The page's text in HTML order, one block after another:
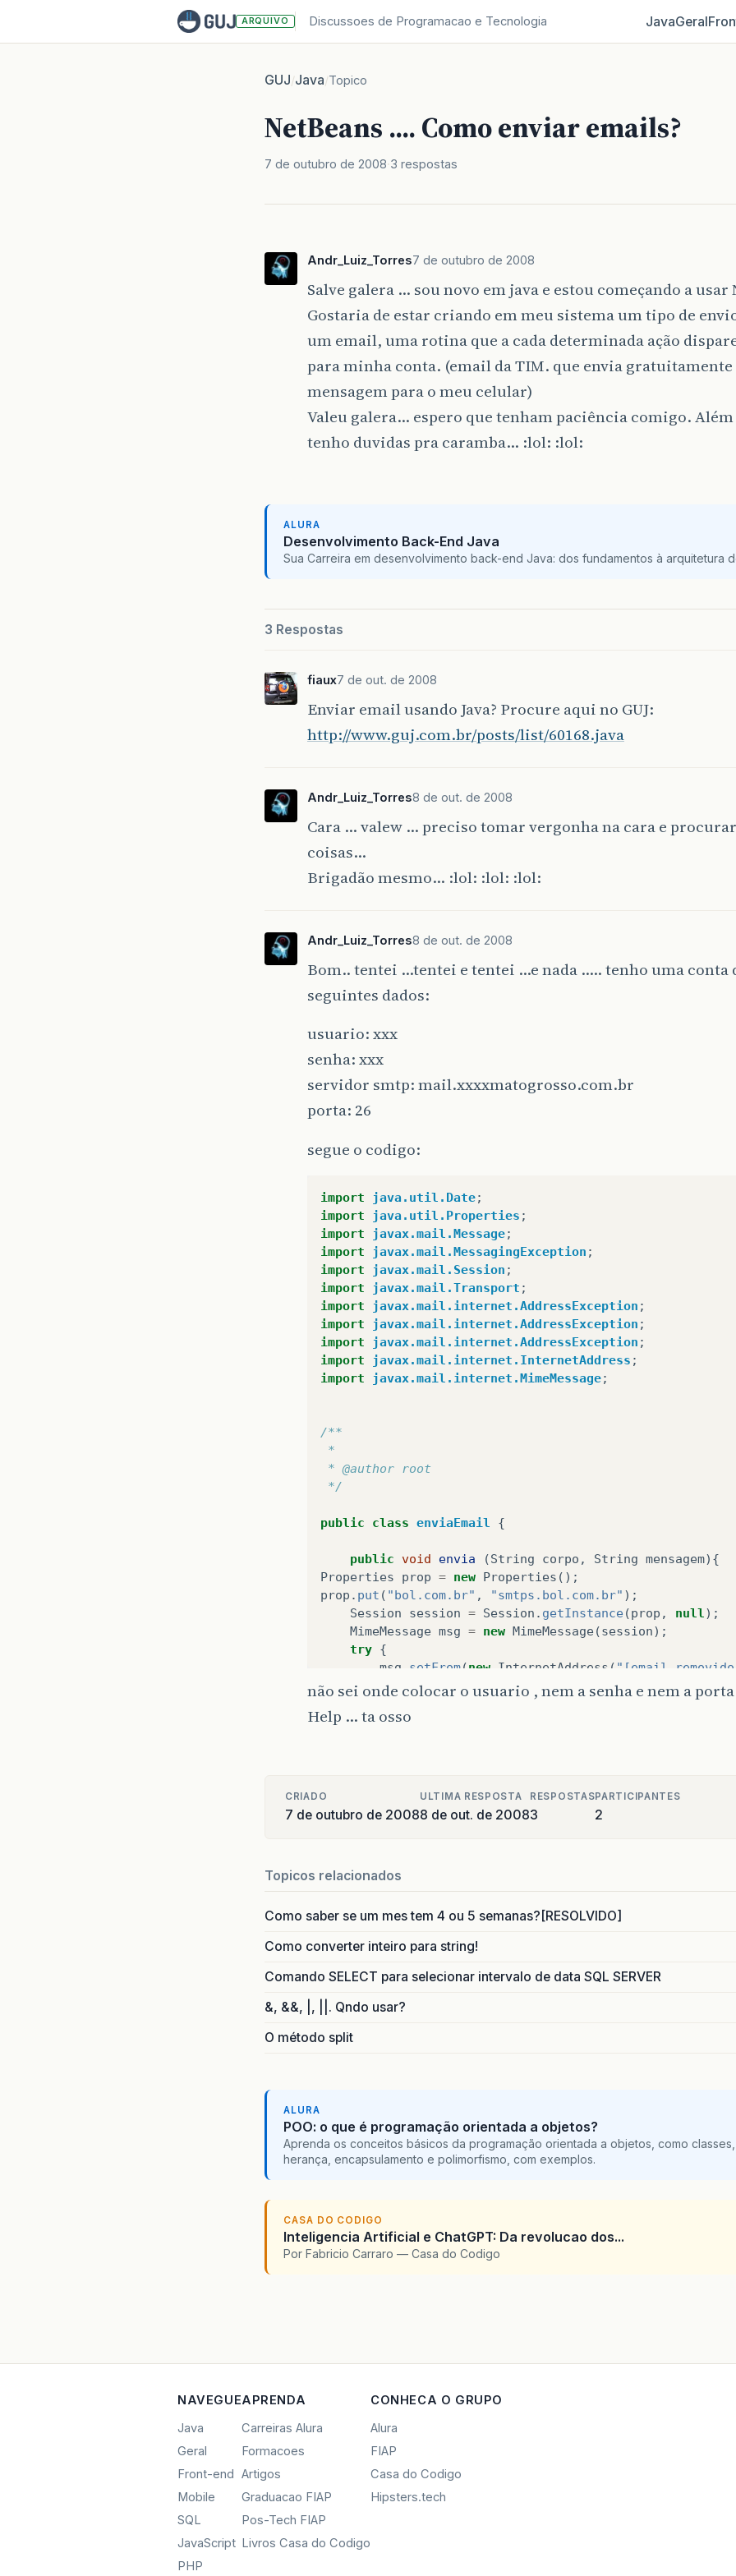
ARQUIVO Discussoes de Programacao e Tecnologia JavaGeral
GUJ/Java/Topico
NetBeans .... Como enviar emails?
7 de outubro de 2008 3 respostas
Andr_Luiz_Torres7 de outubro de 2008
Salve galera … sou novo em java e estou começando a usar
Gostaria de estar criando em meu sistema um tipo de
um email, uma rotina que a cada determinada ação
para minha conta. (email da TIM. que envia
mensagem para o meu celular)
Valeu galera… espero que tenham paciência comigo. Além
tenho duvidas pra caramba… :lol: :lol:
ALURA
Desenvolvimento Back-End Java
Sua Carreira em desenvolvimento back-end Java: dos fundamentos à arquitetura
3 Respostas
fiaux7 de out. de 2008
Enviar email usando Java? Procure aqui no GUJ:
http://www.guj.com.br/posts/list/60168.java
Andr_Luiz_Torres8 de out. de 2008
Cara … valew … preciso tomar vergonha na cara e
coisas…
Brigadão mesmo… :lol: :lol: :lol:
Andr_Luiz_Torres8 de out. de 2008
Bom.. tentei ...tentei e tentei ...e nada ..... tenho uma conta
seguintes dados:
usuario: xxx
senha: xxx
servidor smtp: mail.xxxxmatogrosso.com.br
porta: 26
segue o codigo:
import java.util.Date;
import
java.util.Properties ;
import
javax.mail.Message;
import
javax.mail.MessagingException ;
import
javax.mail.Session ;
import
javax.mail.Transport ;
import
javax.mail.internet.AddressException ;
import
javax.mail.internet.AddressException ;
import
javax.mail.internet.AddressException ;
import
javax.mail.internet.InternetAddress ;
import
javax.mail.internet.MimeMessage;
/**
*
* @author root
*/
public class enviaEmail {
public void envia (String corpo , String mensagem){
Properties
prop = new Properties ();
prop . put ( "bol.com.br" , "smtps.bol.com.br" );
Session
session = Session . getInstance(prop , null );
MimeMessage msg = new MimeMessage(session);
try {
msg
setFrom(new InternetAddress ( "[email
msg
setRecipient Message RecipientType
Date
msg.setSubject
}
catch
(
}
System
println
não sei onde colocar o usuario , nem a senha e nem a
Help ... ta osso
CRIADO
7 de outubro de 2008
ULTIMA RESPOSTA
8 de out. de 2008
RESPOSTAS
3
PARTICIPANTES
2
Topicos relacionados
Como saber se um mes tem 4 ou 5 semanas?[RESOLVIDO]
Como converter inteiro para string!
Comando SELECT para selecionar intervalo de data SQL SERVER
&, &&, |, ||. Qndo usar?
O método split
ALURA
POO: o que é programação orientada a objetos?
Aprenda os conceitos básicos da programação orientada a objetos, como classes,
herança, encapsulamento e polimorfismo, com exemplos.
CASA DO CODIGO
Inteligencia Artificial e ChatGPT: Da revolucao dos...
Por Fabricio Carraro — Casa do Codigo
NAVEGUE
Java
Geral
Front-end
Mobile
SQL
JavaScript
PHP
APRENDA
Carreiras Alura
Formacoes
Artigos
Graduacao FIAP
Pos-Tech FIAP
Livros Casa do Codigo
CONHECA O GRUPO
Alura
FIAP
Casa do Codigo
Hipsters.tech